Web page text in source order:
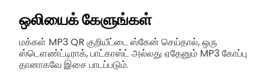
ஒலியைக் கேளுங்கள்
மக்கள் MP3 QR குறியீட்டை ஸ்கேன் செய்தால், ஒரு
ஸ்டௌண்ட்டிராக், பாட்காஸ்ட் அல்லது ஏதேனும் MP3 கோப்பு
தானாகவே இசை பாடப்படும்.